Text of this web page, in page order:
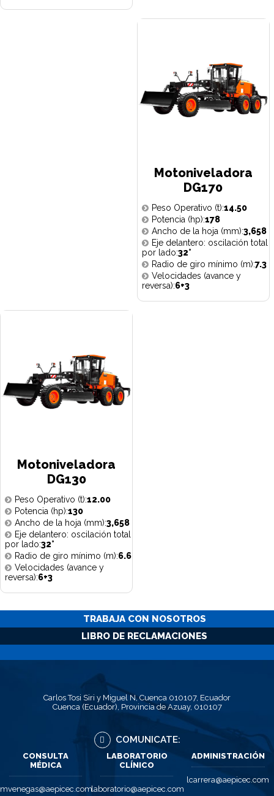
Motoniveladora
DG170
Peso Operativo (t):14.50
Potencia (hp):178
Ancho de la hoja (mm):3,658
Eje delantero: oscilación total
por lado:32°
Radio de giro mínimo (m):7.3
Velocidades (avance y
reversa):6+3
Motoniveladora
DG130
Peso Operativo (t):12.00
Potencia (hp):130
Ancho de la hoja (mm):3,658
Eje delantero: oscilación total
por lado:32°
Radio de giro mínimo (m):6.6
Velocidades (avance y
reversa):6+3
TRABAJA CON NOSOTROS
LIBRO DE RECLAMACIONES
Carlos Tosi Siri y Miguel N, Cuenca 010107, Ecuador
Cuenca (Ecuador), Provincia de Azuay, 010107
COMUNICATE:
CONSULTA
MÉDICA
mvenegas@aepicec.com
LABORATORIO
CLÍNICO
laboratorio@aepicec.com
ADMINISTRACIÓN
lcarrera@aepicec.com